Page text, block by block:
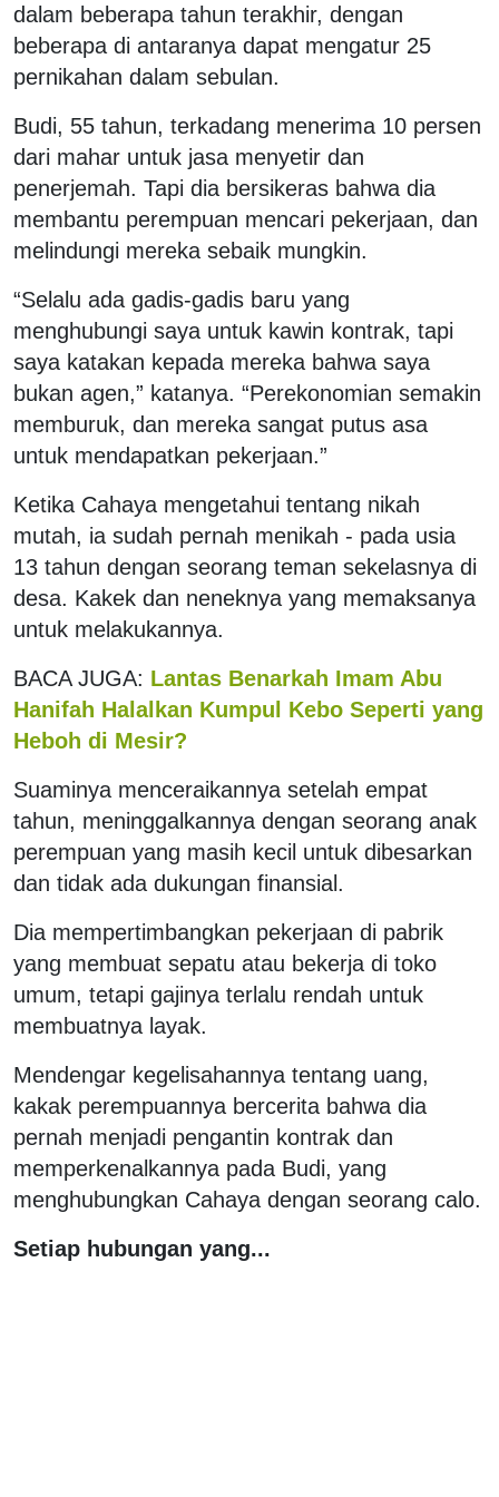
dalam beberapa tahun terakhir, dengan
beberapa di antaranya dapat mengatur 25
pernikahan dalam sebulan.
Budi, 55 tahun, terkadang menerima 10 persen
dari mahar untuk jasa menyetir dan
penerjemah. Tapi dia bersikeras bahwa dia
membantu perempuan mencari pekerjaan, dan
melindungi mereka sebaik mungkin.
“Selalu ada gadis-gadis baru yang
menghubungi saya untuk kawin kontrak, tapi
saya katakan kepada mereka bahwa saya
bukan agen,” katanya. “Perekonomian semakin
memburuk, dan mereka sangat putus asa
untuk mendapatkan pekerjaan.”
Ketika Cahaya mengetahui tentang nikah
mutah, ia sudah pernah menikah - pada usia
13 tahun dengan seorang teman sekelasnya di
desa. Kakek dan neneknya yang memaksanya
untuk melakukannya.
BACA JUGA: Lantas Benarkah Imam Abu
Hanifah Halalkan Kumpul Kebo Seperti yang
Heboh di Mesir?
Suaminya menceraikannya setelah empat
tahun, meninggalkannya dengan seorang anak
perempuan yang masih kecil untuk dibesarkan
dan tidak ada dukungan finansial.
Dia mempertimbangkan pekerjaan di pabrik
yang membuat sepatu atau bekerja di toko
umum, tetapi gajinya terlalu rendah untuk
membuatnya layak.
Mendengar kegelisahannya tentang uang,
kakak perempuannya bercerita bahwa dia
pernah menjadi pengantin kontrak dan
memperkenalkannya pada Budi, yang
menghubungkan Cahaya dengan seorang calo.
Setiap hubungan yang...